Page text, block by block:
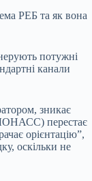
РЕБ та як вона
потужні
канали
зникає
перестає
орієнтацію”,
оскільки не